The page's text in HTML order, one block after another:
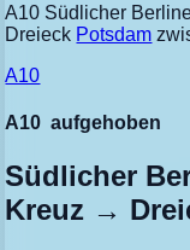
A10 Südlicher
Dreieck Potsdam
A10
A10 aufgehoben
Südlicher
Kreuz →